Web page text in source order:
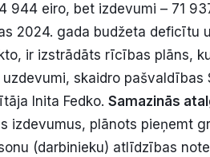
944 eiro, bet izdevumi – 71
2024. gada budžeta deficītu
ir izstrādāts rīcības plāns,
skaidro
Inita Fedko. Samazinās
izdevumus, plānots pieņemt
(darbinieku) atlīdzības